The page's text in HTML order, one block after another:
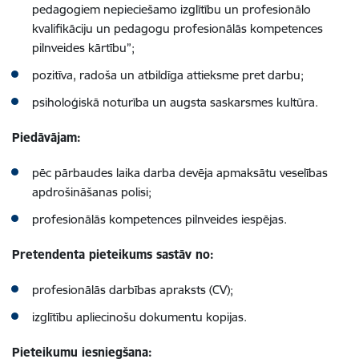
pedagogiem nepieciešamo izglītību un profesionālo
kvalifikāciju un pedagogu profesionālās kompetences
pilnveides kārtību”;
pozitīva, radoša un atbildīga attieksme pret darbu;
psiholoģiskā noturība un augsta saskarsmes kultūra.
Piedāvājam:
pēc pārbaudes laika darba devēja apmaksātu veselības
apdrošināšanas polisi;
profesionālās kompetences pilnveides iespējas.
Pretendenta pieteikums sastāv no:
profesionālās darbības apraksts (CV);
izglītību apliecinošu dokumentu kopijas.
Pieteikumu iesniegšana: